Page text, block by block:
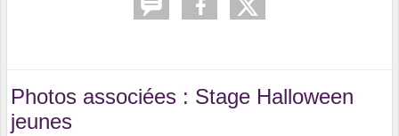
Photos associées : Stage Halloween
jeunes